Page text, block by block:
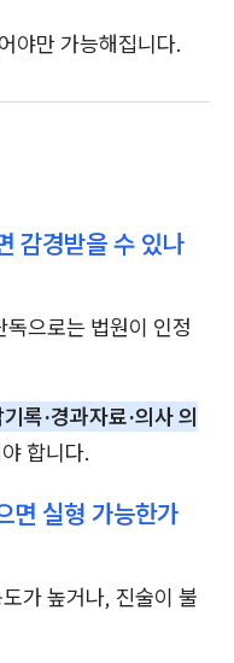
야만 가능해집니다.
감경받을 수 있나
으로는 법원이 인정
록·경과자료·의사 의
합니다.
면 실형 가능한가
가 높거나, 진술이 불